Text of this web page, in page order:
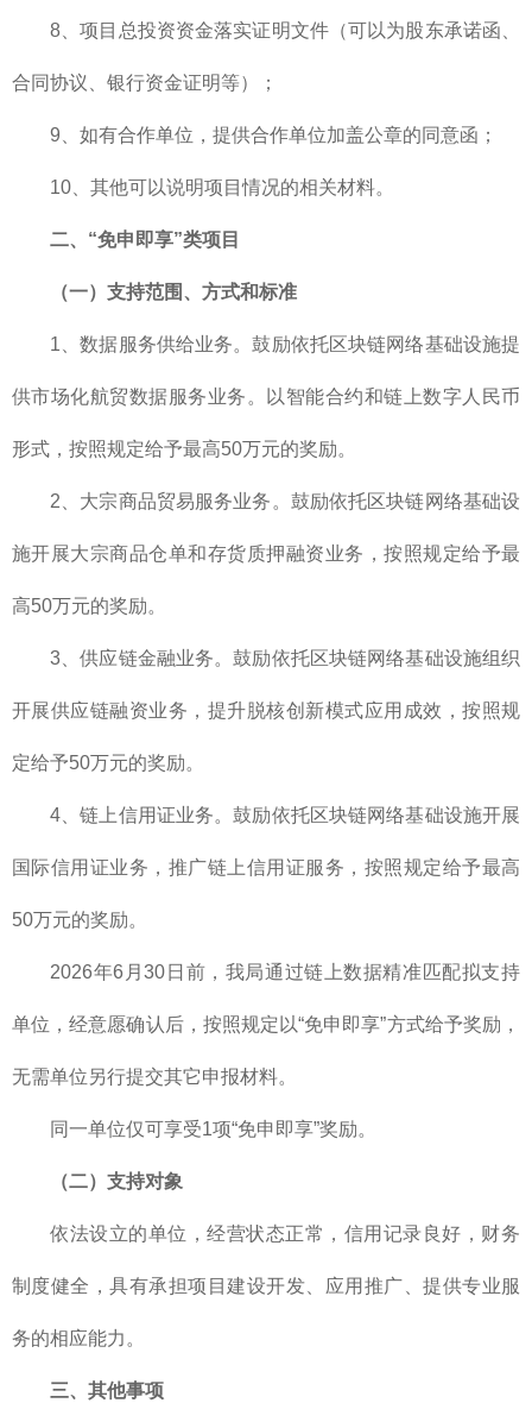
8、项目总投资资金落实证明文件（可以为股东承诺函、
合同协议、银行资金证明等）；
9、如有合作单位，提供合作单位加盖公章的同意函；
10、其他可以说明项目情况的相关材料。
二、“免申即享”类项目
（一）支持范围、方式和标准
1、数据服务供给业务。鼓励依托区块链网络基础设施提
供市场化航贸数据服务业务。以智能合约和链上数字人民币
形式，按照规定给予最高50万元的奖励。
2、大宗商品贸易服务业务。鼓励依托区块链网络基础设
施开展大宗商品仓单和存货质押融资业务，按照规定给予最
高50万元的奖励。
3、供应链金融业务。鼓励依托区块链网络基础设施组织
开展供应链融资业务，提升脱核创新模式应用成效，按照规
定给予50万元的奖励。
4、链上信用证业务。鼓励依托区块链网络基础设施开展
国际信用证业务，推广链上信用证服务，按照规定给予最高
50万元的奖励。
2026年6月30日前，我局通过链上数据精准匹配拟支持
单位，经意愿确认后，按照规定以“免申即享”方式给予奖励，
无需单位另行提交其它申报材料。
同一单位仅可享受1项“免申即享”奖励。
（二）支持对象
依法设立的单位，经营状态正常，信用记录良好，财务
制度健全，具有承担项目建设开发、应用推广、提供专业服
务的相应能力。
三、其他事项